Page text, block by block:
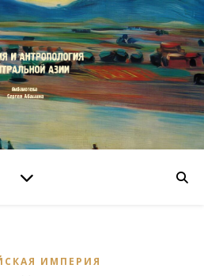
ИМПЕРИЯ